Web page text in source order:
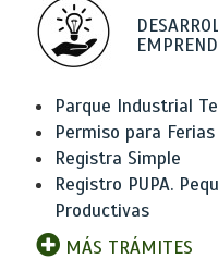
Parque Industrial
Permiso para
Registra Simple
Registro PUPA.
Productivas
MÁS TRÁMITES